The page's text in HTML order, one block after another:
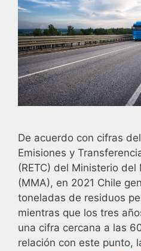
De acuerdo con cifras
Emisiones y
(RETC) del Ministerio
(MMA), en 2021 Chile
toneladas de residuos
mientras que los tres
una cifra cercana a las
relación con este punto,